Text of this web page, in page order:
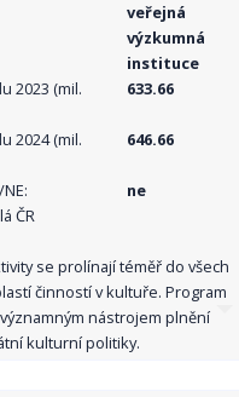
veřejná
výzkumná
instituce
2023 (mil.
633.66
2024 (mil.
646.66
ne
ČR
se prolínají téměř do všech
činností v kultuře. Program
nástrojem plnění
kulturní politiky.